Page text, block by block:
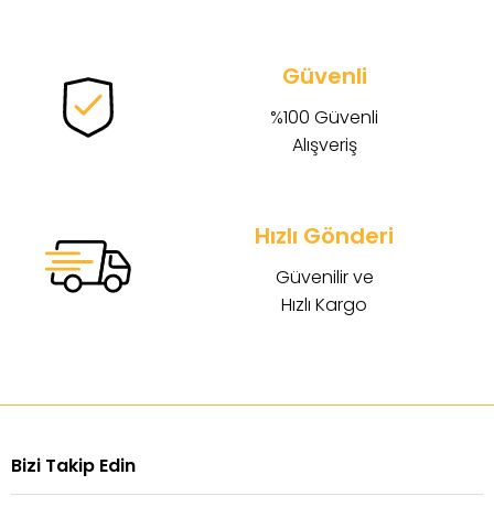
Güvenli
%100 Güvenli
Alışveriş
Hızlı Gönderi
Güvenilir ve
Hızlı Kargo
Bizi Takip Edin